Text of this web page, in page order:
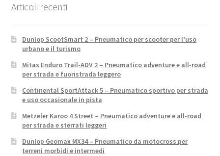
Articoli recenti
Dunlop ScootSmart 2 – Pneumatico per scooter per l’uso
urbano e il turismo
Mitas Enduro Trail-ADV 2 – Pneumatico adventure e all-road
per strada e fuoristrada leggero
Continental SportAttack 5 – Pneumatico sportivo per strada
e uso occasionale in pista
Metzeler Karoo 4 Street – Pneumatico adventure e all-road
per strada e sterrati leggeri
Dunlop Geomax MX34 – Pneumatico da motocross per
terreni morbidi e intermedi